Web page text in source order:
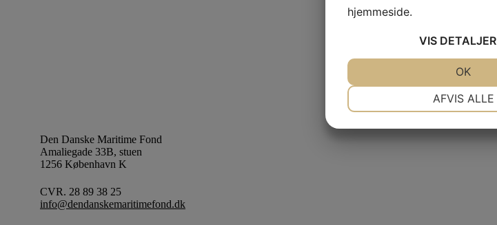
Den Danske Maritime Fond
Amaliegade 33B, stuen
1256 København K
CVR. 28 89 38 25
info@dendanskemaritimefond.dk
hjemmeside.
VIS DETALJER
AFVIS ALLE
OK